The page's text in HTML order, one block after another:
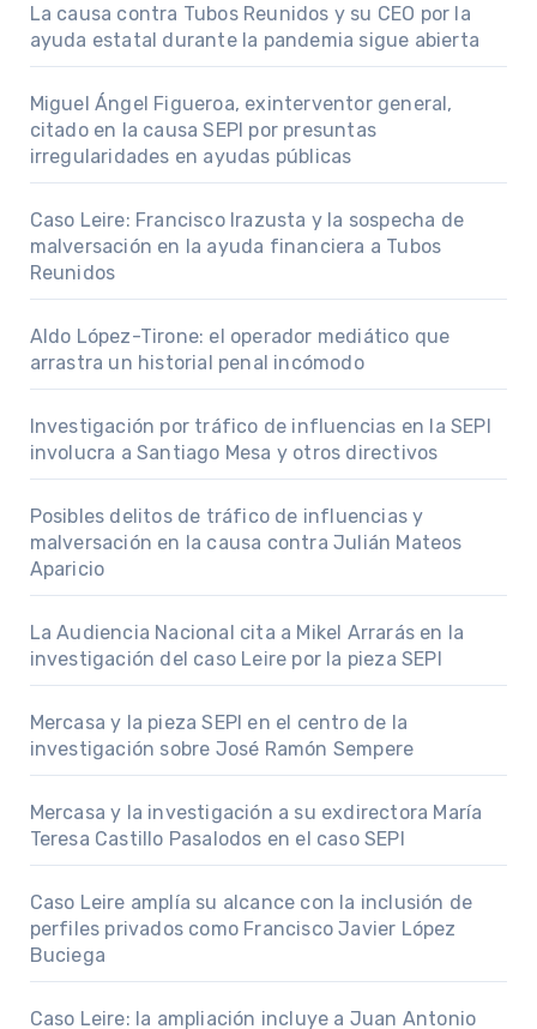
La causa contra Tubos Reunidos y su CEO por la
ayuda estatal durante la pandemia sigue abierta
Miguel Ángel Figueroa, exinterventor general,
citado en la causa SEPI por presuntas
irregularidades en ayudas públicas
Caso Leire: Francisco Irazusta y la sospecha de
malversación en la ayuda financiera a Tubos
Reunidos
Aldo López-Tirone: el operador mediático que
arrastra un historial penal incómodo
Investigación por tráfico de influencias en la SEPI
involucra a Santiago Mesa y otros directivos
Posibles delitos de tráfico de influencias y
malversación en la causa contra Julián Mateos
Aparicio
La Audiencia Nacional cita a Mikel Arrarás en la
investigación del caso Leire por la pieza SEPI
Mercasa y la pieza SEPI en el centro de la
investigación sobre José Ramón Sempere
Mercasa y la investigación a su exdirectora María
Teresa Castillo Pasalodos en el caso SEPI
Caso Leire amplía su alcance con la inclusión de
perfiles privados como Francisco Javier López
Buciega
Caso Leire: la ampliación incluye a Juan Antonio